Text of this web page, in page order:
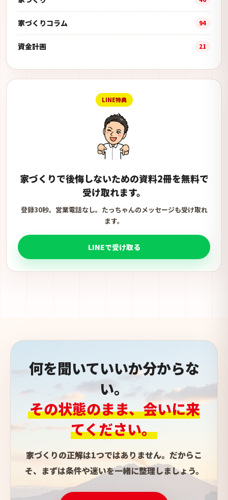
家づくりコラム 94
資金計画 21
LINE特典
家づくりで後悔しないための資料2冊を無料で
受け取れます。
登録30秒。営業電話なし。たっちゃんのメッセージも受け取れ
ます。
LINEで受け取る
何を聞いていいか分からな
い。
その状態のまま、会いに来
てください。
家づくりの正解は1つではありません。だからこ
そ、まずは条件や迷いを一緒に整理しましょう。